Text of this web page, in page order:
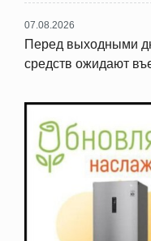
07.08.2026
Перед выходными
средств ожидают